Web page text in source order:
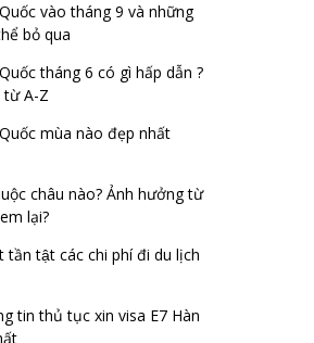
vào tháng 9 và những
bỏ qua
tháng 6 có gì hấp dẫn ?
từ A-Z
mùa nào đẹp nhất
châu nào? Ảnh hưởng từ
lại?
tần tật các chi phí đi du lịch
tin thủ tục xin visa E7 Hàn